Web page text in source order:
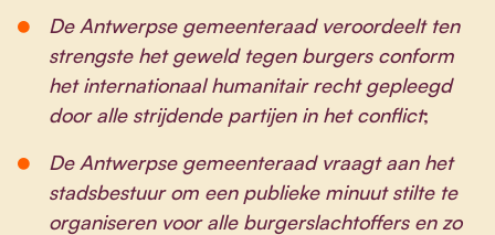
De Antwerpse gemeenteraad veroordeelt ten
strengste het geweld tegen burgers conform
het internationaal humanitair recht gepleegd
door alle strijdende partijen in het conflict;
De Antwerpse gemeenteraad vraagt aan het
stadsbestuur om een publieke minuut stilte te
organiseren voor alle burgerslachtoffers en zo